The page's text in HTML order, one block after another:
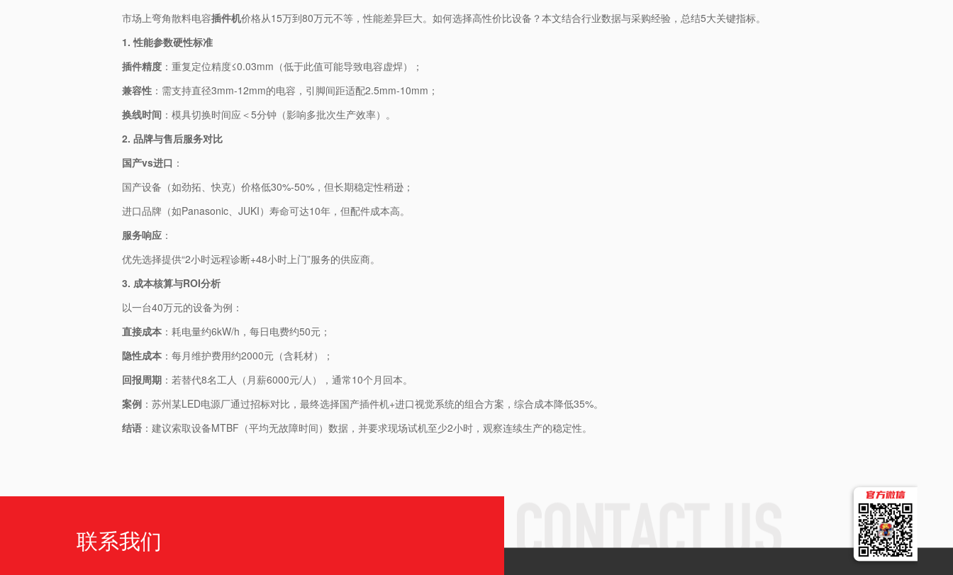
市场上弯角散料电容插件机价格从15万到80万元不等，性能差异巨大。如何选择高性价比设备？本文结合行业数据与采购经验，总结5大关键指标。
1. ​​性能参数硬性标准​
​插件精度​ ​：重复定位精度≤0.03mm（低于此值可能导致电容虚焊）；
​兼容性​ ​：需支持直径3mm-12mm的电容，引脚间距适配2.5mm-10mm；
​换线时间​ ​：模具切换时间应＜5分钟（影响多批次生产效率）。
2. ​ ​品牌与售后服务对比​
​国产vs进口​ ​：
国产设备（如劲拓、快克）价格低30%-50%，但长期稳定性稍逊；
进口品牌（如Panasonic、JUKI）寿命可达10年，但配件成本高。
​服务响应​ ​：
优先选择提供“2小时远程诊断+48小时上门”服务的供应商。
3. ​ ​成本核算与ROI分析​
以一台40万元的设备为例：
​直接成本​ ​：耗电量约6kW/h，每日电费约50元；
​隐性成本​ ​：每月维护费用约2000元（含耗材）；
​回报周期​ ​：若替代8名工人（月薪6000元/人），通常10个月回本。
​案例​ ​：苏州某LED电源厂通过招标对比，最终选择国产插件机+进口视觉系统的组合方案，综合成本降低35%。
​结语​ ​：建议索取设备MTBF（平均无故障时间）数据，并要求现场试机至少2小时，观察连续生产的稳定性。
联系我们